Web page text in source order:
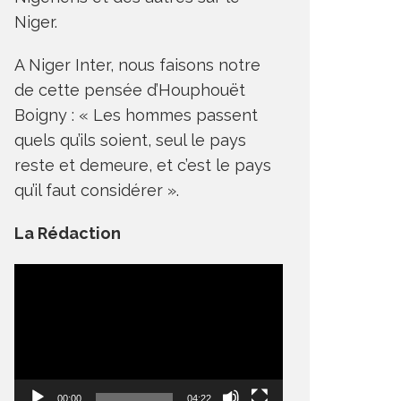
Niger.
A Niger Inter, nous faisons notre
de cette pensée d’Houphouët
Boigny : « Les hommes passent
quels qu’ils soient, seul le pays
reste et demeure, et c’est le pays
qu’il faut considérer ».
La Rédaction
00:00 04:22